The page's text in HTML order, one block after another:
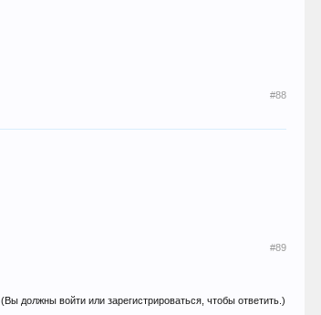
#88
#89
(Вы должны войти или зарегистрироваться, чтобы ответить.)